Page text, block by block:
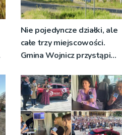
Nie pojedyncze działki, ale
całe trzy miejscowości.
Gmina Wojnicz przystąpi
planistycznych